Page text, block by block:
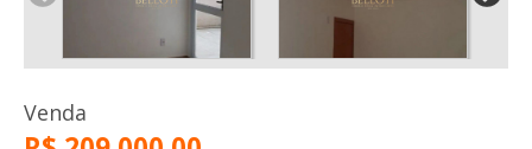
Venda